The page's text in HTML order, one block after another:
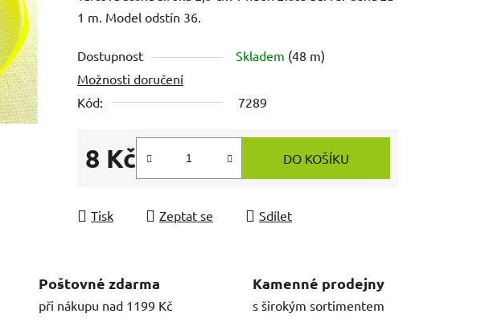
1 m. Model odstín 36.
Dostupnost Skladem (48 m)
Možnosti doručení
Kód:
7289
8 Kč
Měrná cena:
DO KOŠÍKU
Tisk Zeptat se Sdílet
Poštovné zdarma
při nákupu nad 1199 Kč
Kamenné prodejny
s širokým sortimentem